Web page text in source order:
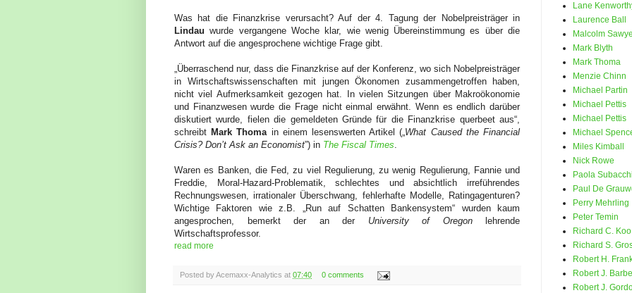
Was hat die Finanzkrise verursacht? Auf der 4. Tagung der Nobelpreisträger in
Lindau wurde vergangene Woche klar, wie wenig Übereinstimmung es über die
Antwort auf die angesprochene wichtige Frage gibt.
„Überraschend nur, dass die Finanzkrise auf der Konferenz, wo sich Nobelpreisträger
in Wirtschaftswissenschaften mit jungen Ökonomen zusammengetroffen haben,
nicht viel Aufmerksamkeit gezogen hat. In vielen Sitzungen über Makroökonomie
und Finanzwesen wurde die Frage nicht einmal erwähnt. Wenn es endlich darüber
diskutiert wurde, fielen die gemeldeten Gründe für die Finanzkrise querbeet aus“,
schreibt Mark Thomain einem lesenswerten Artikel („What Caused the Financial
Crisis? Don’t Ask an Economist”) in The Fiscal Times.
Waren es Banken, die Fed, zu viel Regulierung, zu wenig Regulierung, Fannie und
Freddie, Moral-Hazard-Problematik, schlechtes und absichtlich irreführendes
Rechnungswesen, irrationaler Überschwang, fehlerhafte Modelle, Ratingagenturen?
Wichtige Faktoren wie z.B. „Run auf Schatten Bankensystem“ wurden kaum
angesprochen, bemerkt der an der University of Oregonlehrende
Wirtschaftsprofessor.
read more
Posted byAcemaxx-Analytics at 07:40 0 comments
Lane
Laurence Ball
Malcolm
Mark Blyth
Mark Thoma
Menzie Chinn
Michael Partin
Michael Pettis
Michael Pettis
Michael
Miles Kimball
Nick Rowe
Paola Subacchi
Paul De
Perry Mehrling
Peter Temin
Richard C. Koo
Richard S.
Robert H.
Robert J.
Robert J.